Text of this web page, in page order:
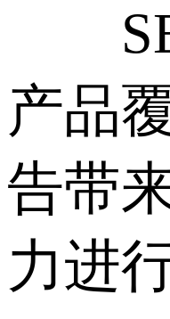
产品
告带
力进